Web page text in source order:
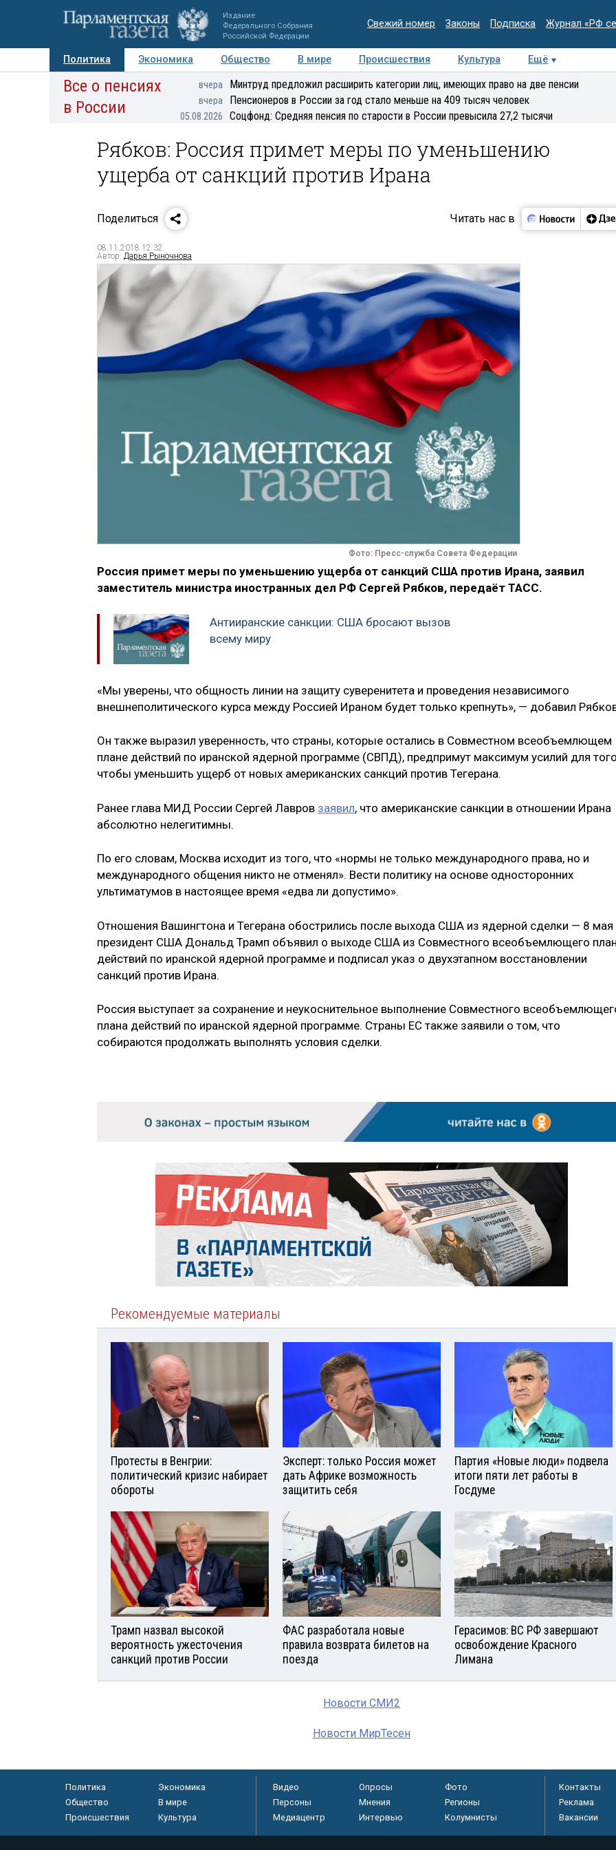
Издание
Федерального Собрания
Российской Федерации
Свежий номер Законы Подписка Журнал «РФ
Политика Экономика Общество В мире Происшествия Культура
Ещё
Авторы Персоны Мнения Регионы Медиацентр Интервью Колумнисты
Все о пенсиях
в России
вчера Минтруд предложил расширить категории лиц, имеющих право на две пенсии
вчера Пенсионеров в России за год стало меньше на 409 тысяч человек
05.08.2026 Соцфонд: Средняя пенсия по старости в России превысила 27,2 тысячи
Рябков: Россия примет меры по уменьшению
ущерба от санкций против Ирана
Поделиться Читать нас в
08.11.2018 12:32
Автор: Дарья Рыночнова
Фото: Пресс-служба Совета Федерации
Россия примет меры по уменьшению ущерба от санкций США против Ирана, заявил
заместитель министра иностранных дел РФ Сергей Рябков, передаёт ТАСС.
Антииранские санкции: США бросают вызов
всему миру
«Мы уверены, что общность линии на защиту суверенитета и проведения независимого
внешнеполитического курса между Россией Ираном будет только крепнуть», — добавил
Он также выразил уверенность, что страны, которые остались в Совместном всеобъемлющем
плане действий по иранской ядерной программе (СВПД), предпримут максимум усилий для
чтобы уменьшить ущерб от новых американских санкций против Тегерана.
Ранее глава МИД России Сергей Лавров заявил, что американские санкции в отношении Ирана
абсолютно нелегитимны.
По его словам, Москва исходит из того, что «нормы не только международного права, но и
международного общения никто не отменял». Вести политику на основе односторонних
ультиматумов в настоящее время «едва ли допустимо».
Отношения Вашингтона и Тегерана обострились после выхода США из ядерной сделки — 8 мая
президент США Дональд Трамп объявил о выходе США из Совместного всеобъемлющего
действий по иранской ядерной программе и подписал указ о двухэтапном восстановлении
санкций против Ирана.
Россия выступает за сохранение и неукоснительное выполнение Совместного
плана действий по иранской ядерной программе. Страны ЕС также заявили о том, что
собираются продолжать выполнять условия сделки.
Рекомендуемые материалы
Протесты в Венгрии:
политический кризис набирает
обороты
Эксперт: только Россия может
дать Африке возможность
защитить себя
Партия «Новые люди» подвела
итоги пяти лет работы в
Госдуме
Трамп назвал высокой
вероятность ужесточения
санкций против России
ФАС разработала новые
правила возврата билетов на
поезда
Герасимов: ВС РФ завершают
освобождение Красного
Лимана
Новости СМИ2
Новости МирТесен
Политика
Экономика
Общество
В мире
Происшествия
Культура
Видео Опросы
Фото
Персоны
Мнения
Регионы
Медиацентр
Интервью Колумнисты
Контакты
Реклама
Вакансии